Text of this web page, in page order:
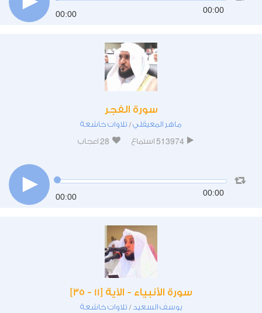
00:00 00:00
سورة الفجر
ماهر المعيقلي/ تلاوات خاشعة
513974 استماع 28 اعجاب
00:00 00:00
سورة الأنبياء - الآية [11 - 35]
يوسف السعيد / تلاوات خاشعة